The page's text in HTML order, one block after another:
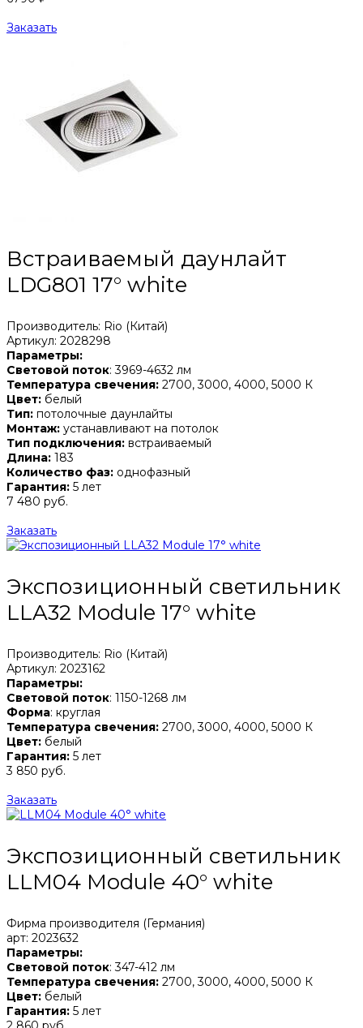
Заказать
Встраиваемый даунлайт
LDG801 17° white
Производитель: Rio (Китай)
Артикул: 2028298
Параметры:
Световой поток: 3969-4632 лм
Температура свечения: 2700, 3000, 4000, 5000 К
Цвет: белый
Тип: потолочные даунлайты
Монтаж: устанавливают на потолок
Тип подключения: встраиваемый
Длина: 183
Количество фаз: однофазный
Гарантия: 5 лет
7 480 руб.
Заказать
Экспозиционный светильник
LLA32 Module 17° white
Производитель: Rio (Китай)
Артикул: 2023162
Параметры:
Световой поток: 1150-1268 лм
Форма: круглая
Температура свечения: 2700, 3000, 4000, 5000 К
Цвет: белый
Гарантия: 5 лет
3 850 руб.
Заказать
Экспозиционный светильник
LLM04 Module 40° white
Фирма производителя (Германия)
арт: 2023632
Параметры:
Световой поток: 347-412 лм
Температура свечения: 2700, 3000, 4000, 5000 К
Цвет: белый
Гарантия: 5 лет